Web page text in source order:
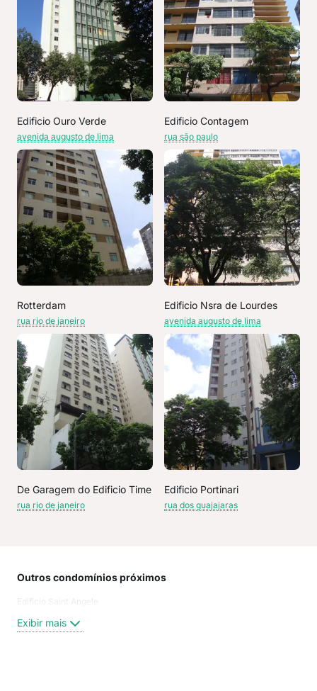
Edificio Ouro Verde
avenida augusto de lima
Edificio Contagem
rua são paulo
Rotterdam
rua rio de janeiro
Edificio Nsra de Lourdes
avenida augusto de lima
De Garagem do Edificio Time
rua rio de janeiro
Edificio Portinari
rua dos guajajaras
Outros condomínios próximos
Edificio Saint Angele
Exibir mais